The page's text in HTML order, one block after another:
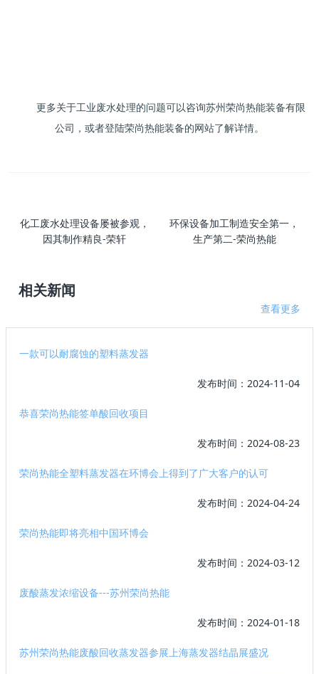
更多关于工业废水处理的问题可以咨询苏州荣尚热能装备有限
公司，或者登陆荣尚热能装备的网站了解详情。
化工废水处理设备屡被参观，
因其制作精良-荣轩
环保设备加工制造安全第一，
生产第二-荣尚热能
相关新闻
查看更多
一款可以耐腐蚀的塑料蒸发器
发布时间：2024-11-04
恭喜荣尚热能签单酸回收项目
发布时间：2024-08-23
荣尚热能全塑料蒸发器在环博会上得到了广大客户的认可
发布时间：2024-04-24
荣尚热能即将亮相中国环博会
发布时间：2024-03-12
废酸蒸发浓缩设备---苏州荣尚热能
发布时间：2024-01-18
苏州荣尚热能废酸回收蒸发器参展上海蒸发器结晶展盛况